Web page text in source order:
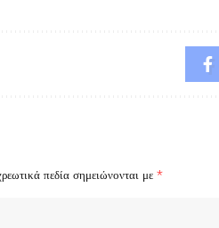
πεδία σημειώνονται με *